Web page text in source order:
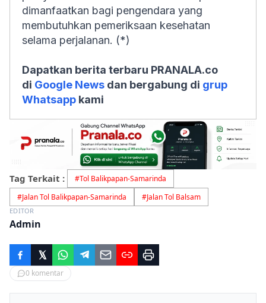
dimanfaatkan bagi pengendara yang
membutuhkan pemeriksaan kesehatan
selama perjalanan. (*)
Dapatkan berita terbaru PRANALA.co
di Google News dan bergabung di grup
Whatsapp kami
Tag Terkait : #Tol Balikpapan-Samarinda
#Jalan Tol Balikpapan-Samarinda #Jalan Tol Balsam
EDITOR
Admin
0 komentar